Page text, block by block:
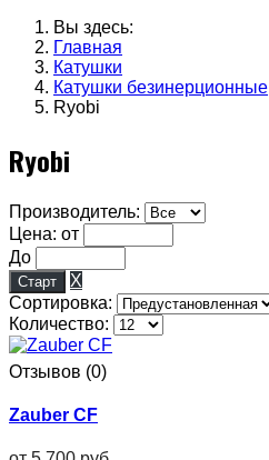
Вы здесь:
Главная
Катушки
Катушки безинерционные
Ryobi
Ryobi
Производитель:
Цена: от
До
X
Сортировка:
Количество:
Отзывов (0)
Zauber CF